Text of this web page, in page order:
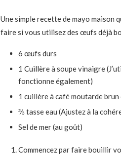
Une simple recette de mayo maison
faire si vous utilisez des œufs déjà
6 œufs durs
1 Cuillère à soupevinaigre
fonctionne également)
1 cuillère à cafémoutarde brun
⅔tasseeau (Ajustez à la
Sel de mer(au goût)
Commencez par faire bouillir